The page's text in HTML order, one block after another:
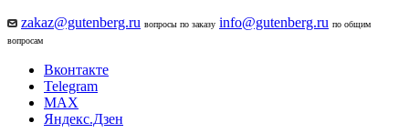
zakaz@gutenberg.ru вопросы по заказу info@gutenberg.ru по общим
вопросам
Вконтакте
Telegram
MAX
Яндекс.Дзен